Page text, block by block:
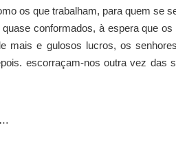
os que trabalham, para quem se
conformados, à espera que os
mais e gulosos lucros, os
escorraçam-nos outra vez das